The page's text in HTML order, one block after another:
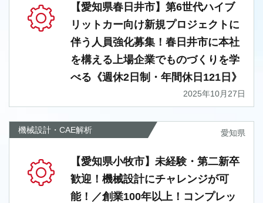
【愛知県春日井市】第6世代ハイブ
リットカー向け新規プロジェクトに
伴う人員強化募集！春日井市に本社
を構える上場企業でものづくりを学
べる《週休2日制・年間休日121日》
2025年10月27日
機械設計・CAE解析 愛知県
【愛知県小牧市】未経験・第二新卒
歓迎！機械設計にチャレンジが可
能！／創業100年以上！コンプレッ